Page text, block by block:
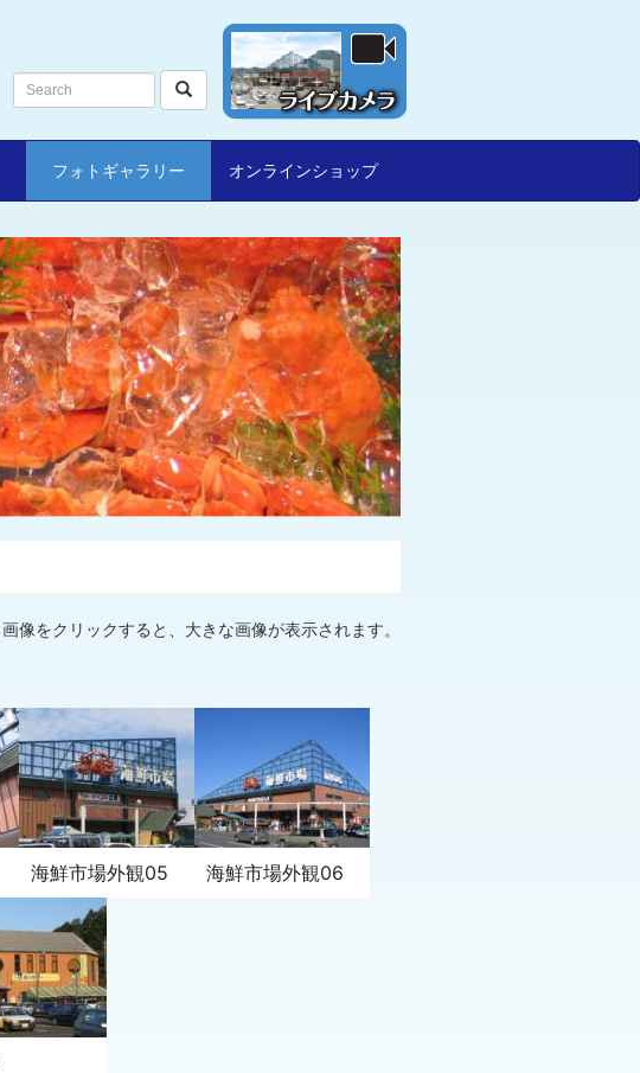
フォトギャラリー オンラインショップ
画像をクリックすると、大きな画像が表示されます。
海鮮市場外観05 海鮮市場外観06